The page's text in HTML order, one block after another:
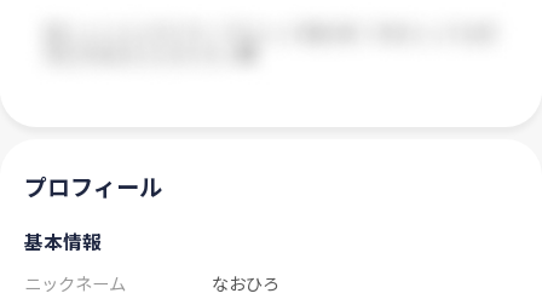
プロフィール
基本情報
ニックネーム
なおひろ